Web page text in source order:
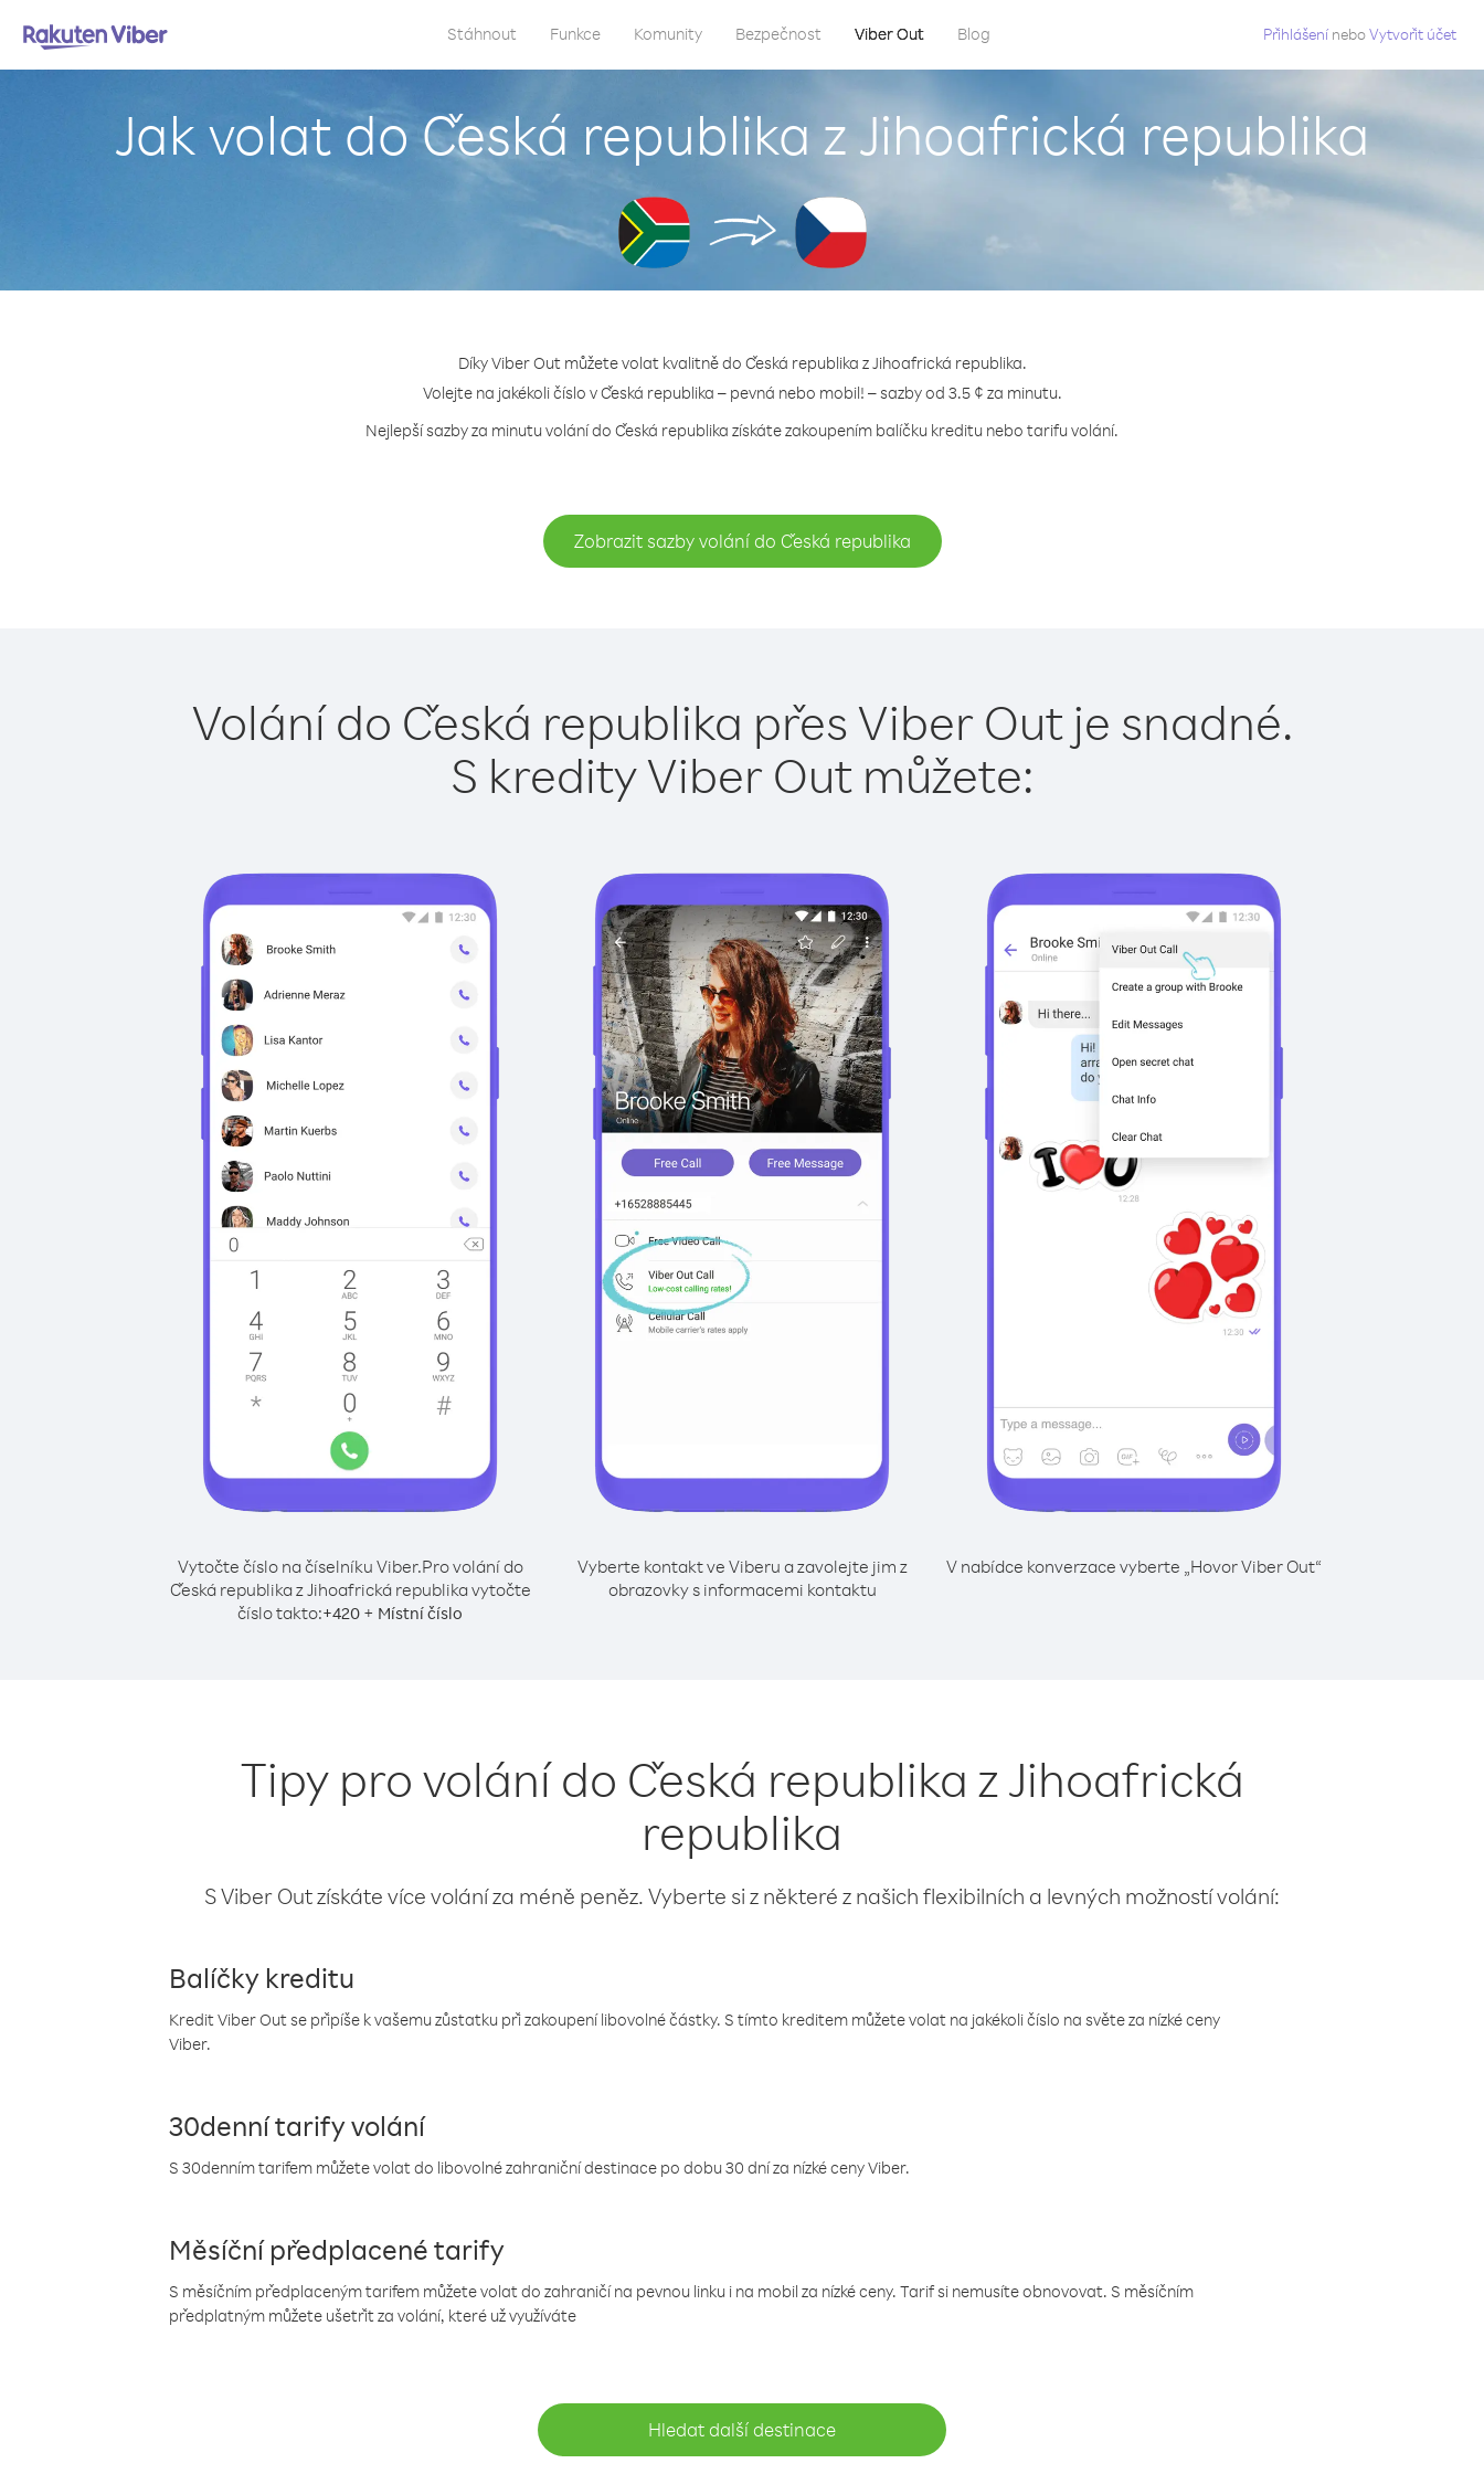
Stáhnout Funkce Komunity Bezpečnost Viber Out Blog Přihlášení neboVytvořit účet
Jak volat do Česká republika z Jihoafrická republika
Díky Viber Out můžete volat kvalitně do Česká republika z Jihoafrická republika.
Volejte na jakékoli číslo v Česká republika – pevná nebo mobil! – sazby od 3.5 ¢ za minutu.
Nejlepší sazby za minutu volání do Česká republika získáte zakoupením balíčku kreditu nebo tarifu volání.
Zobrazit sazby volání do Česká republika
Volání do Česká republika přes Viber Out je snadné.
S kredity Viber Out můžete:
Vytočte číslo na číselníku Viber.Pro volání do
Česká republika z Jihoafrická republika vytočte
číslo takto:+420 + Místní číslo
Vyberte kontakt ve Viberu a zavolejte jim z
obrazovky s informacemi kontaktu
V nabídce konverzace vyberte „Hovor Viber Out“
Tipy pro volání do Česká republika z Jihoafrická
republika
S Viber Out získáte více volání za méně peněz. Vyberte si z některé z našich flexibilních a levných možností volání:
Balíčky kreditu
Kredit Viber Out se připíše k vašemu zůstatku při zakoupení libovolné částky. S tímto kreditem můžete volat na jakékoli číslo na světe za nízké ceny
Viber.
30denní tarify volání
S 30denním tarifem můžete volat do libovolné zahraniční destinace po dobu 30 dní za nízké ceny Viber.
Měsíční předplacené tarify
S měsíčním předplaceným tarifem můžete volat do zahraničí na pevnou linku i na mobil za nízké ceny. Tarif si nemusíte obnovovat. S měsíčním
předplatným můžete ušetřit za volání, které už využíváte
Hledat další destinace